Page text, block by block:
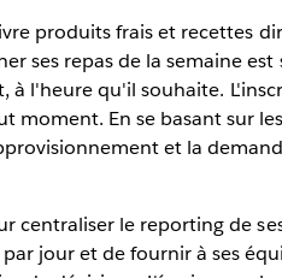
Play
produits frais et recettes
ses repas de la semaine
l'heure qu'il souhaite.
En se basant sur
et la
centraliser le reporting de
jour et de fournir à ses